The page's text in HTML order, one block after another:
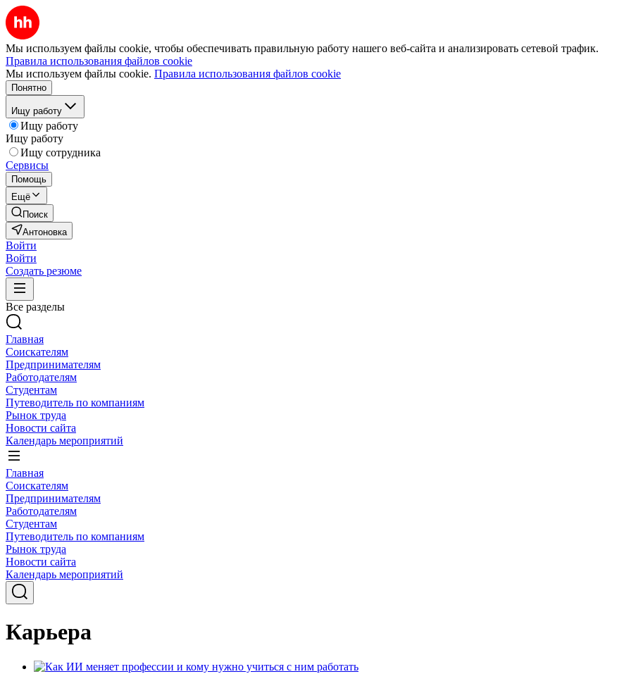
Мы используем файлы cookie, чтобы обеспечивать правильную работу нашего веб-сайта и анализировать сетевой трафик.
Правила использования файлов cookie
Мы используем файлы cookie. Правила использования файлов cookie
Понятно
Ищу работу
Ищу работу
Ищу работу
Ищу сотрудника
Сервисы
Помощь
Ещё
Поиск
Антоновка
Войти
Войти
Создать резюме
Все разделы
Главная
Соискателям
Предпринимателям
Работодателям
Студентам
Путеводитель по компаниям
Рынок труда
Новости сайта
Календарь мероприятий
Главная
Соискателям
Предпринимателям
Работодателям
Студентам
Путеводитель по компаниям
Рынок труда
Новости сайта
Календарь мероприятий
Карьера